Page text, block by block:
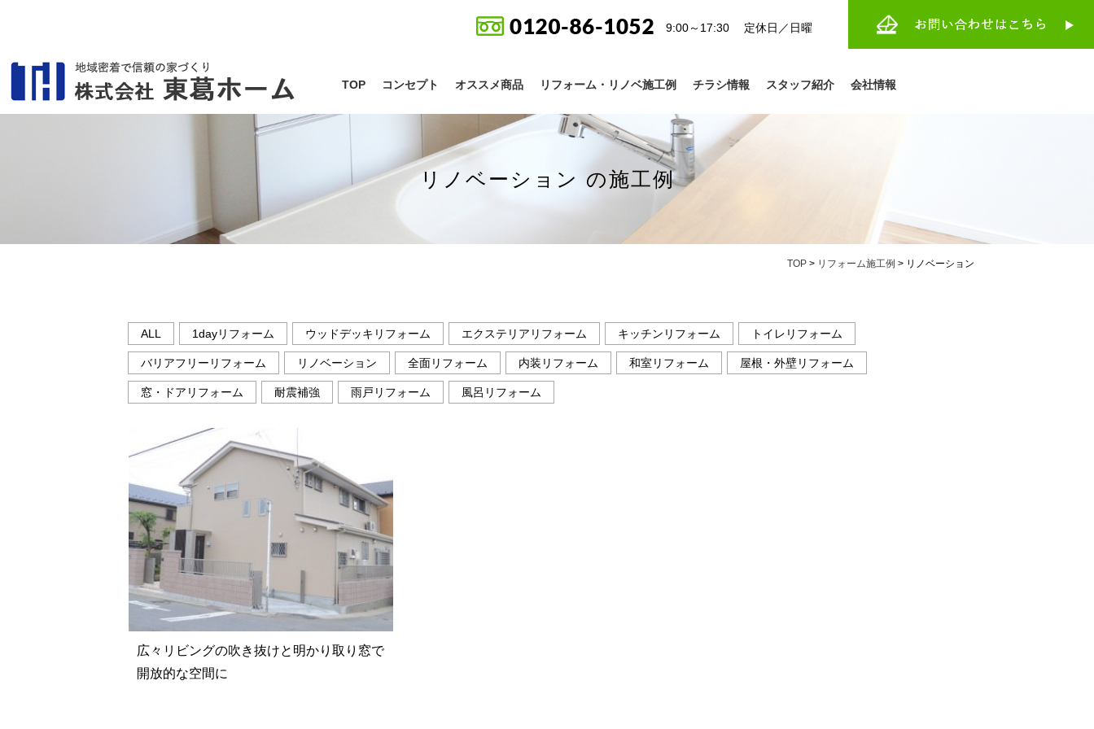
9:00～17:30 定休日／日曜
TOP コンセプト オススメ商品 リフォーム・リノベ施工例 チラシ情報 スタッフ紹介 会社情報
リノベーション の施工例
TOP > リフォーム施工例 > リノベーション
ALL 1dayリフォーム ウッドデッキリフォーム エクステリアリフォーム キッチンリフォーム トイレリフォーム
バリアフリーリフォーム リノベーション 全面リフォーム 内装リフォーム 和室リフォーム 屋根・外壁リフォーム
窓・ドアリフォーム 耐震補強 雨戸リフォーム 風呂リフォーム
広々リビングの吹き抜けと明かり取り窓で
開放的な空間に